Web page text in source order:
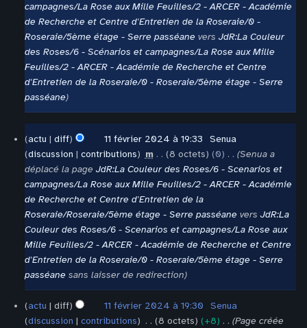
campagnes/La Rose aux Mille Feuilles/2 - ARCER - Académie
de Recherche et Centre d'Entretien de la Roseraie/0 -
Roseraie/5ème étage - Serre passéane vers JdR:La Couleur
des Roses/6 - Scénarios et campagnes/La Rose aux Mille
Feuilles/2 - ARCER - Académie de Recherche et Centre
d'Entretien de la Roseraie/0 - Roseraie/5ème étage - Serre
passéane
février
2024
actu diff 11 février 2024 à 19:33
Senua
discussion
contributions m 8 octets 0
Senua a
déplacé la page JdR:La Couleur des Roses/6 - Scenarios et
campagnes/La Rose aux Mille Feuilles/2 - ARCER - Académie
de Recherche et Centre d'Entretien de la
Roseraie/Roseraie/5ème étage - Serre passéane vers JdR:La
Couleur des Roses/6 - Scenarios et campagnes/La Rose aux
Mille Feuilles/2 - ARCER - Académie de Recherche et Centre
d'Entretien de la Roseraie/0 - Roseraie/5ème étage - Serre
passéane sans laisser de redirection
actu diff 11 février 2024 à 19:30
Senua
discussion
contributions 8 octets +8
Page créée